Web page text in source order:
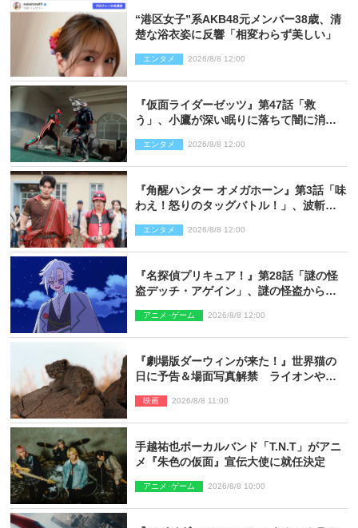
“港区女子”系AKB48元メンバー38歳、清
楚な浴衣姿に反響「相変わらず美しい」
エンタメ 2026/8/8 12:00
『仮面ライダーゼッツ』第47話「救
う」、小鷹が深い眠りに落ちて闇に消え
エンタメ 2026/8/8 12:00
『角醒ハンター オメガホーン』第3話「味
わえ！怒りのタッグバトル！」、波斬の
エンタメ 2026/8/8 12:00
『名探偵プリキュア！』第28話「謎の怪
盗デッチ・アゲイン」、謎の怪盗から不
アニメ･ゲーム 2026/8/8 12:00
『劇場版ダーウィンが来た！』世界猫の
日に予告＆場面写真解禁 ライオンやマ
映画 2026/8/8 11:00
手越祐也ボーカルバンド「T.N.T」がアニ
メ『朱色の仮面』宣伝大使に就任決定
アニメ･ゲーム 2026/8/8 10:00